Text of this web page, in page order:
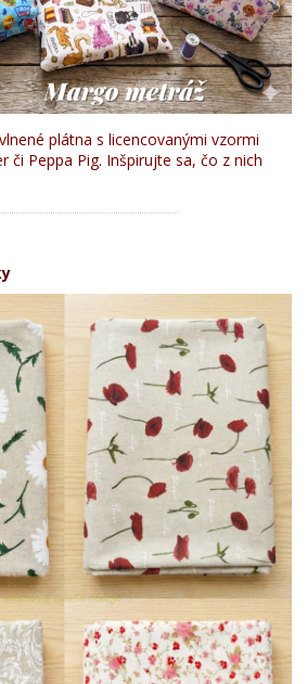
plátna s licencovanými vzormi
či Peppa Pig. Inšpirujte sa, čo z nich